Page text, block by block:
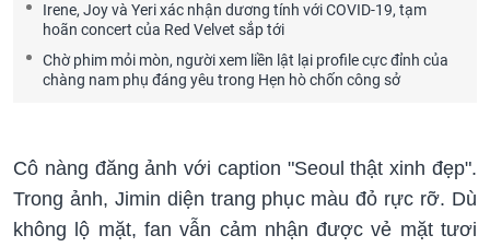
Irene, Joy và Yeri xác nhận dương tính với COVID-19, tạm
hoãn concert của Red Velvet sắp tới
Chờ phim mỏi mòn, người xem liền lật lại profile cực đỉnh của
chàng nam phụ đáng yêu trong Hẹn hò chốn công sở
Cô nàng đăng ảnh với caption "Seoul thật xinh đẹp".
Trong ảnh, Jimin diện trang phục màu đỏ rực rỡ. Dù
không lộ mặt, fan vẫn cảm nhận được vẻ mặt tươi